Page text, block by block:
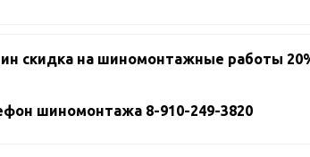
скидка на шиномонтажные работы
шиномонтажа 8-910-249-3820